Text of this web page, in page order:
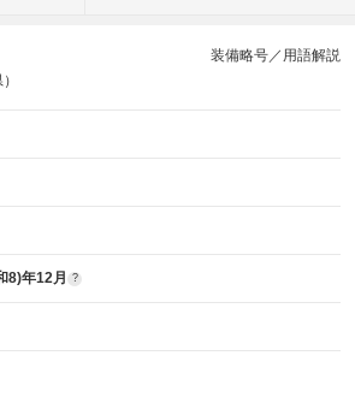
装備略号／用語解説
8)年12月 ?